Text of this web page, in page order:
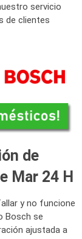
servicio
de clientes
de
Mar 24 H
y no funcione
Bosch se
ajustada a